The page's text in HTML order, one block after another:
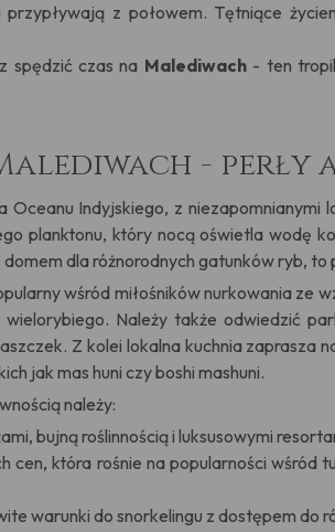
z połowem. Tętniące
spędzić czas na Malediwach - ten
-
Oceanu Indyjskiego, z
planktonu, który nocą oświetla wodę
dla różnorodnych gatunków ryb, to
wśród miłośników nurkowania ze
Należy także odwiedzić
Z kolei lokalna kuchnia zaprasza
jak mas huni czy boshi mashuni.
należy:
bujną roślinnością i luksusowymi
cen, która rośnie na popularności
warunki do snorkelingu z dostępem do